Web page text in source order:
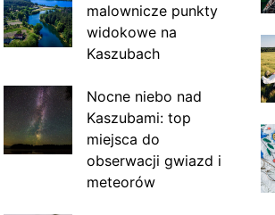
malownicze punkty
widokowe na
Kaszubach
Nocne niebo nad
Kaszubami: top
miejsca do
obserwacji gwiazd i
meteorów